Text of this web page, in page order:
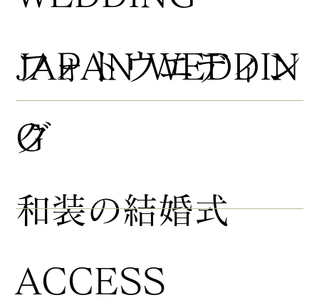
​フォトウエディン
グ
​和装の結婚式
JAPAN WEDDIN
G
ACCESS